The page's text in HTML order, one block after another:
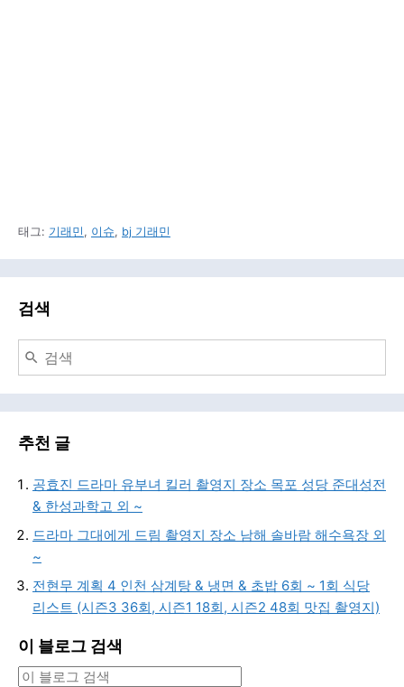
태그: 기래민 , 이슈, bj 기래민
검색
추천 글
공효진 드라마 유부녀 킬러 촬영지 장소 목포 성당 준대성전
& 한성과학고 외 ~
드라마 그대에게 드림 촬영지 장소 남해 솔바람 해수욕장 외
~
전현무 계획 4 인천 삼계탕 & 냉면 & 초밥 6회 ~ 1회 식당
리스트 (시즌3 36회, 시즌1 18회, 시즌2 48회 맛집 촬영지)
이 블로그 검색